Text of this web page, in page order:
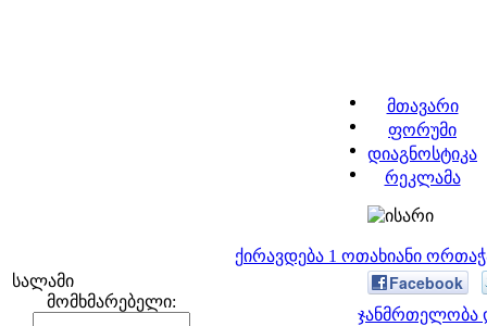
მთავარი
ფორუმი
დიაგნოსტიკა
რეკლამა
ქირავდება 1 ოთახიანი
სალამი
მომხმარებელი:
Facebook
ჯანმრთელობა